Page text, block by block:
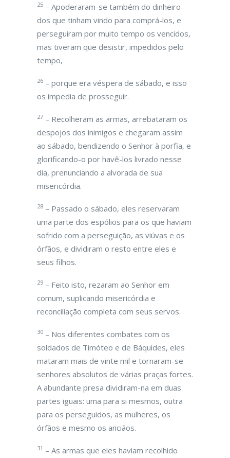
25 – Apoderaram-se também do dinheiro
dos que tinham vindo para comprá-los, e
perseguiram por muito tempo os vencidos,
mas tiveram que desistir, impedidos pelo
tempo,
26 – porque era véspera de sábado, e isso
os impedia de prosseguir.
27 – Recolheram as armas, arrebataram os
despojos dos inimigos e chegaram assim
ao sábado, bendizendo o Senhor à porfia, e
glorificando-o por havê-los livrado nesse
dia, prenunciando a alvorada de sua
misericórdia.
28 – Passado o sábado, eles reservaram
uma parte dos espólios para os que haviam
sofrido com a perseguição, as viúvas e os
órfãos, e dividiram o resto entre eles e
seus filhos.
29 – Feito isto, rezaram ao Senhor em
comum, suplicando misericórdia e
reconciliação completa com seus servos.
30 – Nos diferentes combates com os
soldados de Timóteo e de Báquides, eles
mataram mais de vinte mil e tornaram-se
senhores absolutos de várias praças fortes.
A abundante presa dividiram-na em duas
partes iguais: uma para si mesmos, outra
para os perseguidos, as mulheres, os
órfãos e mesmo os anciãos.
31 – As armas que eles haviam recolhido